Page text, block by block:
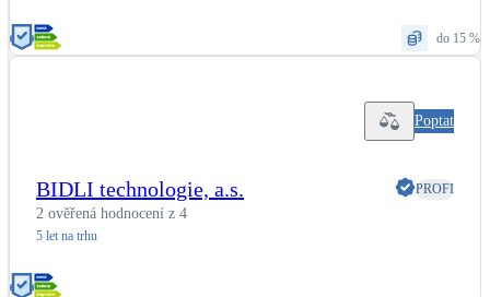
do 15 %
Poptat
BIDLI technologie, a.s. PROFI
2 ověřená hodnocení z 4
5 let na trhu